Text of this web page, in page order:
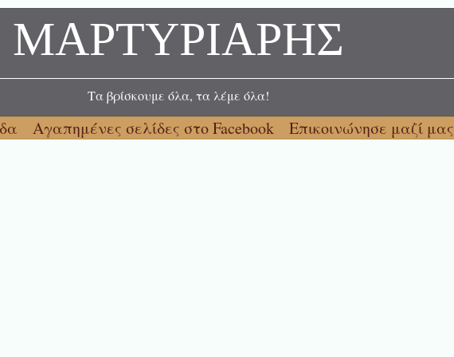
ΜΑΡΤΥΡΙΑΡΗΣ
Τα βρίσκουμε όλα, τα λέμε όλα!
Αγαπημένες σελίδες στο Facebook Επικοινώνησε μαζί μας